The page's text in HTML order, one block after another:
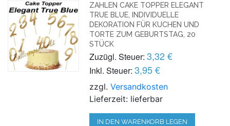
ZAHLEN CAKE TOPPER ELEGANT
TRUE BLUE, INDIVIDUELLE
DEKORATION FÜR KUCHEN UND
TORTE ZUM GEBURTSTAG, 20
STÜCK
Zuzügl. Steuer: 3,32 €
Inkl. Steuer: 3,95 €
zzgl.Versandkosten
Lieferzeit: lieferbar
IN DEN WARENKORB LEGEN